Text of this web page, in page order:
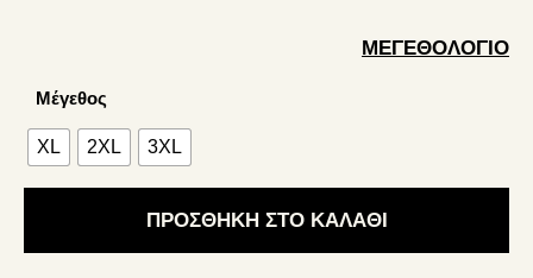
ΜΕΓΕΘΟΛΟΓΙΟ
Μέγεθος
XL 2XL 3XL
ΠΡΟΣΘΗΚΗ ΣΤΟ ΚΑΛΑΘΙ